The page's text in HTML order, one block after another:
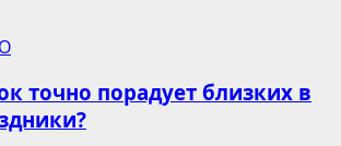
точно порадует близких в